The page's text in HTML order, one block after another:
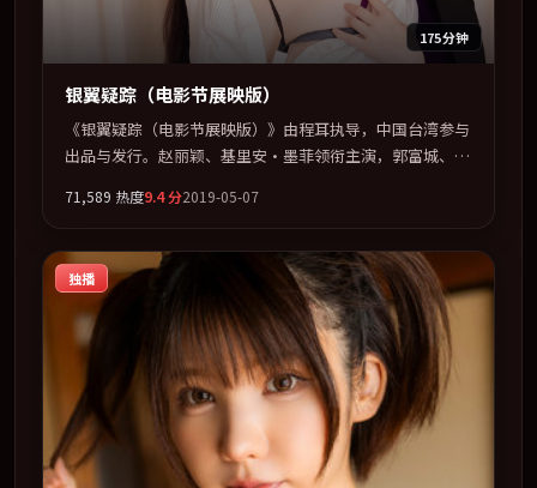
175分钟
银翼疑踪（电影节展映版）
《银翼疑踪（电影节展映版）》由程耳执导，中国台湾参与
出品与发行。赵丽颖、基里安·墨菲领衔主演，郭富城、章
去。全片以「喜剧」类型为骨架，在叙事、表演与视听上力
相，2019 年度话题片中口碑稳健，适合喜欢强情节与人物
弧光的观众完整观看。
71,589 热度9.4分2019-05-07
独播